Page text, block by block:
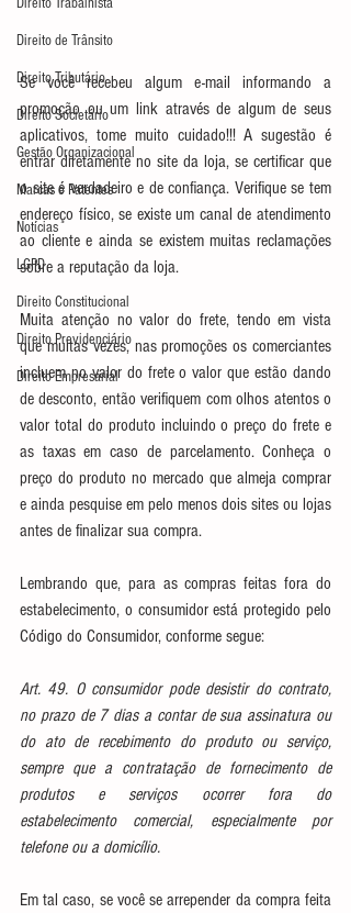
Direito de Trânsito
Direito Tributário
Direito Societário
Gestão Organizacional
Marcas e Patentes
Notícias
LGPD
Direito Constitucional
Direito Previdenciário
Direito Empresarial
Se você recebeu algum e-mail informando a
promoção ou um link através de algum de seus
aplicativos, tome muito cuidado!!! A sugestão é
entrar diretamente no site da loja, se certificar que
o site é verdadeiro e de confiança. Verifique se tem
endereço físico, se existe um canal de atendimento
ao cliente e ainda se existem muitas reclamações
sobre a reputação da loja.
Muita atenção no valor do frete, tendo em vista
que muitas vezes, nas promoções os comerciantes
incluem no valor do frete o valor que estão dando
de desconto, então verifiquem com olhos atentos o
valor total do produto incluindo o preço do frete e
as taxas em caso de parcelamento. Conheça o
preço do produto no mercado que almeja comprar
e ainda pesquise em pelo menos dois sites ou lojas
antes de finalizar sua compra.
Lembrando que, para as compras feitas fora do
estabelecimento, o consumidor está protegido pelo
Código do Consumidor, conforme segue:
Art. 49. O consumidor pode desistir do contrato,
no prazo de 7 dias a contar de sua assinatura ou
do ato de recebimento do produto ou serviço,
sempre que a contratação de fornecimento de
produtos e serviços ocorrer fora do
estabelecimento comercial, especialmente por
telefone ou a domicílio.
Em tal caso, se você se arrepender da compra feita